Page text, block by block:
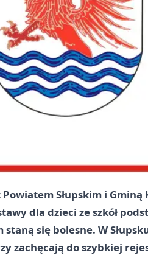
Słupskim i
dla dzieci ze szkół
się bolesne. W
zachęcają do szybkiej